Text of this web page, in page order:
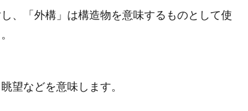
、「外構」は構造物を意味するものとして使
望などを意味します。